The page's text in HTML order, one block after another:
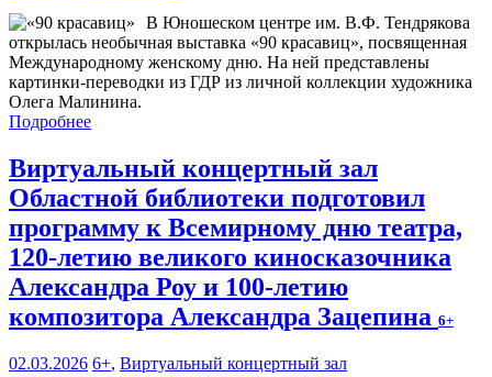
В Юношеском центре им. В.Ф. Тендрякова
открылась необычная выставка «90 красавиц», посвященная
Международному женскому дню. На ней представлены
картинки-переводки из ГДР из личной коллекции художника
Олега Малинина.
Подробнее
Виртуальный концертный зал
Областной библиотеки подготовил
программу к Всемирному дню театра,
120-летию великого киносказочника
Александра Роу и 100-летию
композитора Александра Зацепина 6+
02.03.2026 6+, Виртуальный концертный зал